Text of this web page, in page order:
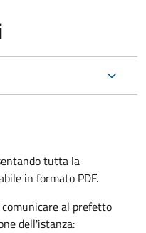
tutta la
in formato PDF.
al prefetto
dell'istanza: